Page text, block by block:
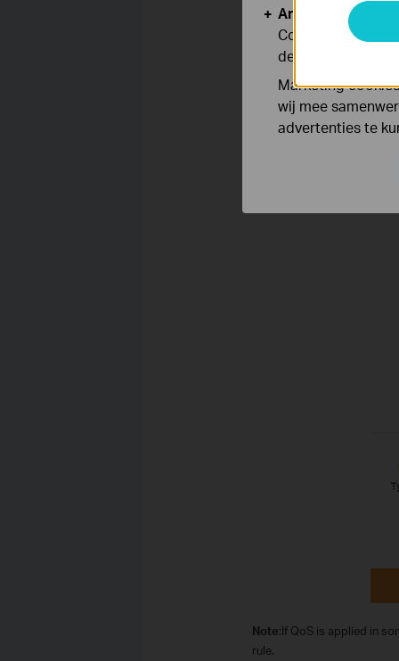
Note:If QoS is applied in
rule.
Analyse en
Cookies voor
de functionaliteit
Marketing
wij mee
advertenties te